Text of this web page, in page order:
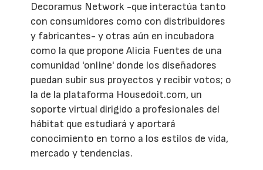
Decoramus Network -que interactúa tanto
con consumidores como con distribuidores
y fabricantes- y otras aún en incubadora
como la que propone Alicia Fuentes de una
comunidad 'online' donde los diseñadores
puedan subir sus proyectos y recibir votos; o
la de la plataforma Housedoit.com, un
soporte virtual dirigido a profesionales del
hábitat que estudiará y aportará
conocimiento en torno a los estilos de vida,
mercado y tendencias.